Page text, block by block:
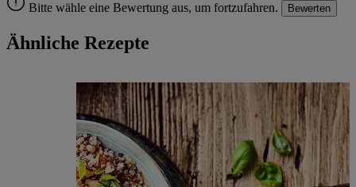
Bitte wähle eine Bewertung aus, um fortzufahren.
Bewerten
Ähnliche Rezepte